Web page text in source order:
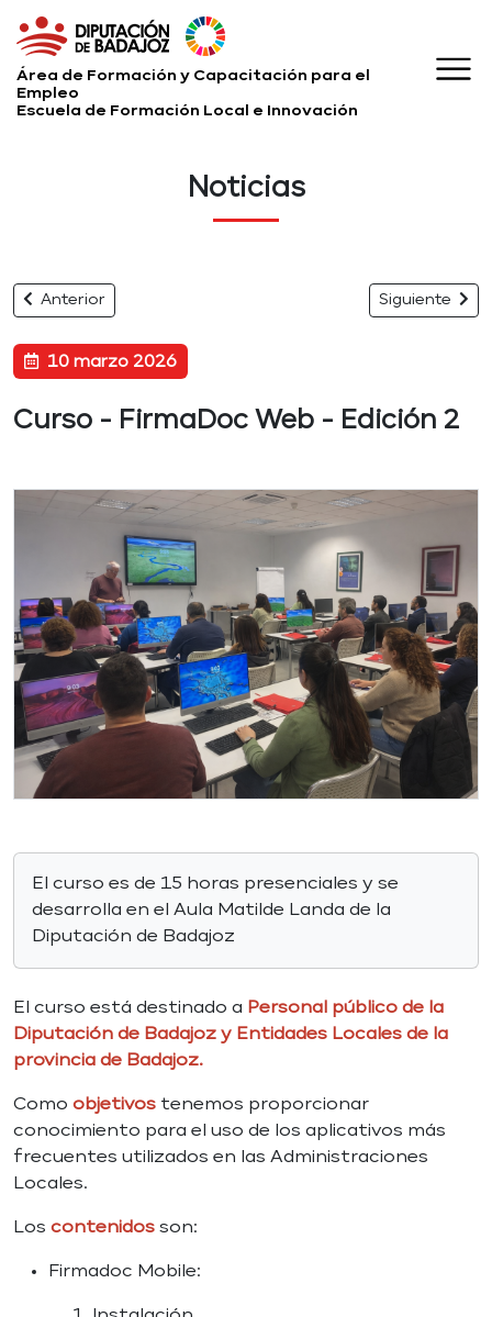
Área de Formación y Capacitación para el
Empleo
Escuela de Formación Local e Innovación
Noticias
Anterior Siguiente
10 marzo 2026
Curso - FirmaDoc Web - Edición 2
El curso es de 15 horas presenciales y se
desarrolla en el Aula Matilde Landa de la
Diputación de Badajoz
El curso está destinado a Personal público de la
Diputación de Badajoz y Entidades Locales de la
provincia de Badajoz.
Como objetivos tenemos proporcionar
conocimiento para el uso de los aplicativos más
frecuentes utilizados en las Administraciones
Locales.
Los contenidos son:
Firmadoc Mobile: